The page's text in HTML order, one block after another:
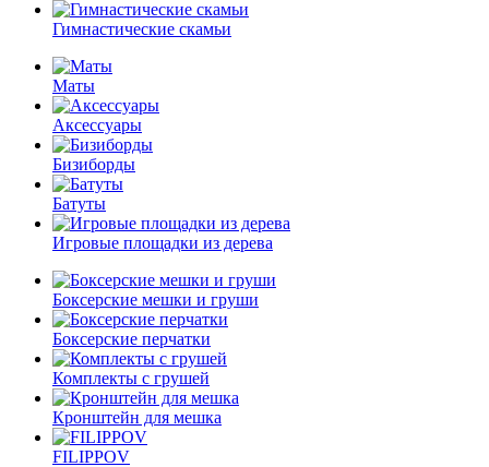
Гимнастические скамьи
Маты
Аксессуары
Бизиборды
Батуты
Игровые площадки из дерева
Боксерские мешки и груши
Боксерские перчатки
Комплекты с грушей
Кронштейн для мешка
FILIPPOV